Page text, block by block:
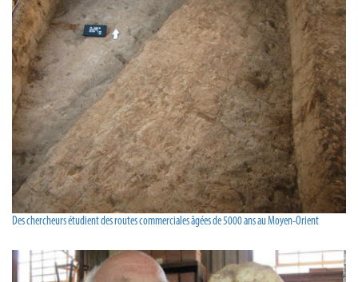
Des chercheurs étudient des routes commerciales âgées de 5000 ans au Moyen-Orient